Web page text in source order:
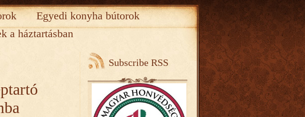
Egyedi konyha bútorok
a háztartásban
Subscribe RSS